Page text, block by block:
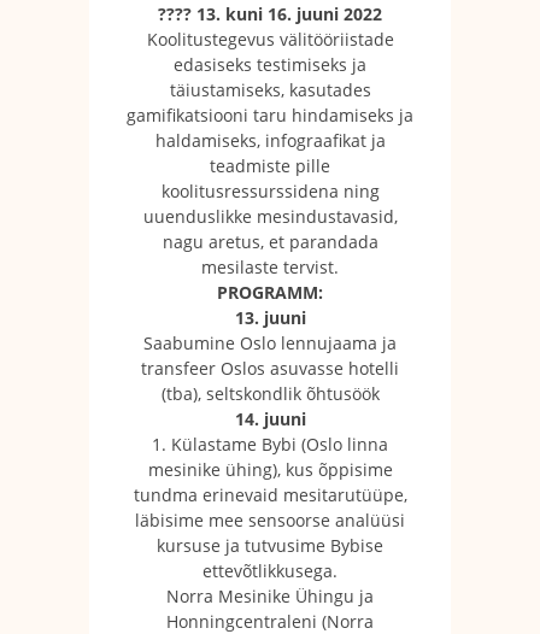
???? 13. kuni 16. juuni 2022
Koolitustegevus välitööriistade
edasiseks testimiseks ja
täiustamiseks, kasutades
gamifikatsiooni taru hindamiseks ja
haldamiseks, infograafikat ja
teadmiste pille
koolitusressurssidena ning
uuenduslikke mesindustavasid,
nagu aretus, et parandada
mesilaste tervist.
PROGRAMM:
13. juuni
Saabumine Oslo lennujaama ja
transfeer Oslos asuvasse hotelli
(tba), seltskondlik õhtusöök
14. juuni
1. Külastame Bybi (Oslo linna
mesinike ühing), kus õppisime
tundma erinevaid mesitarutüüpe,
läbisime mee sensoorse analüüsi
kursuse ja tutvusime Bybise
ettevõtlikkusega.
Norra Mesinike Ühingu ja
Honningcentraleni (Norra